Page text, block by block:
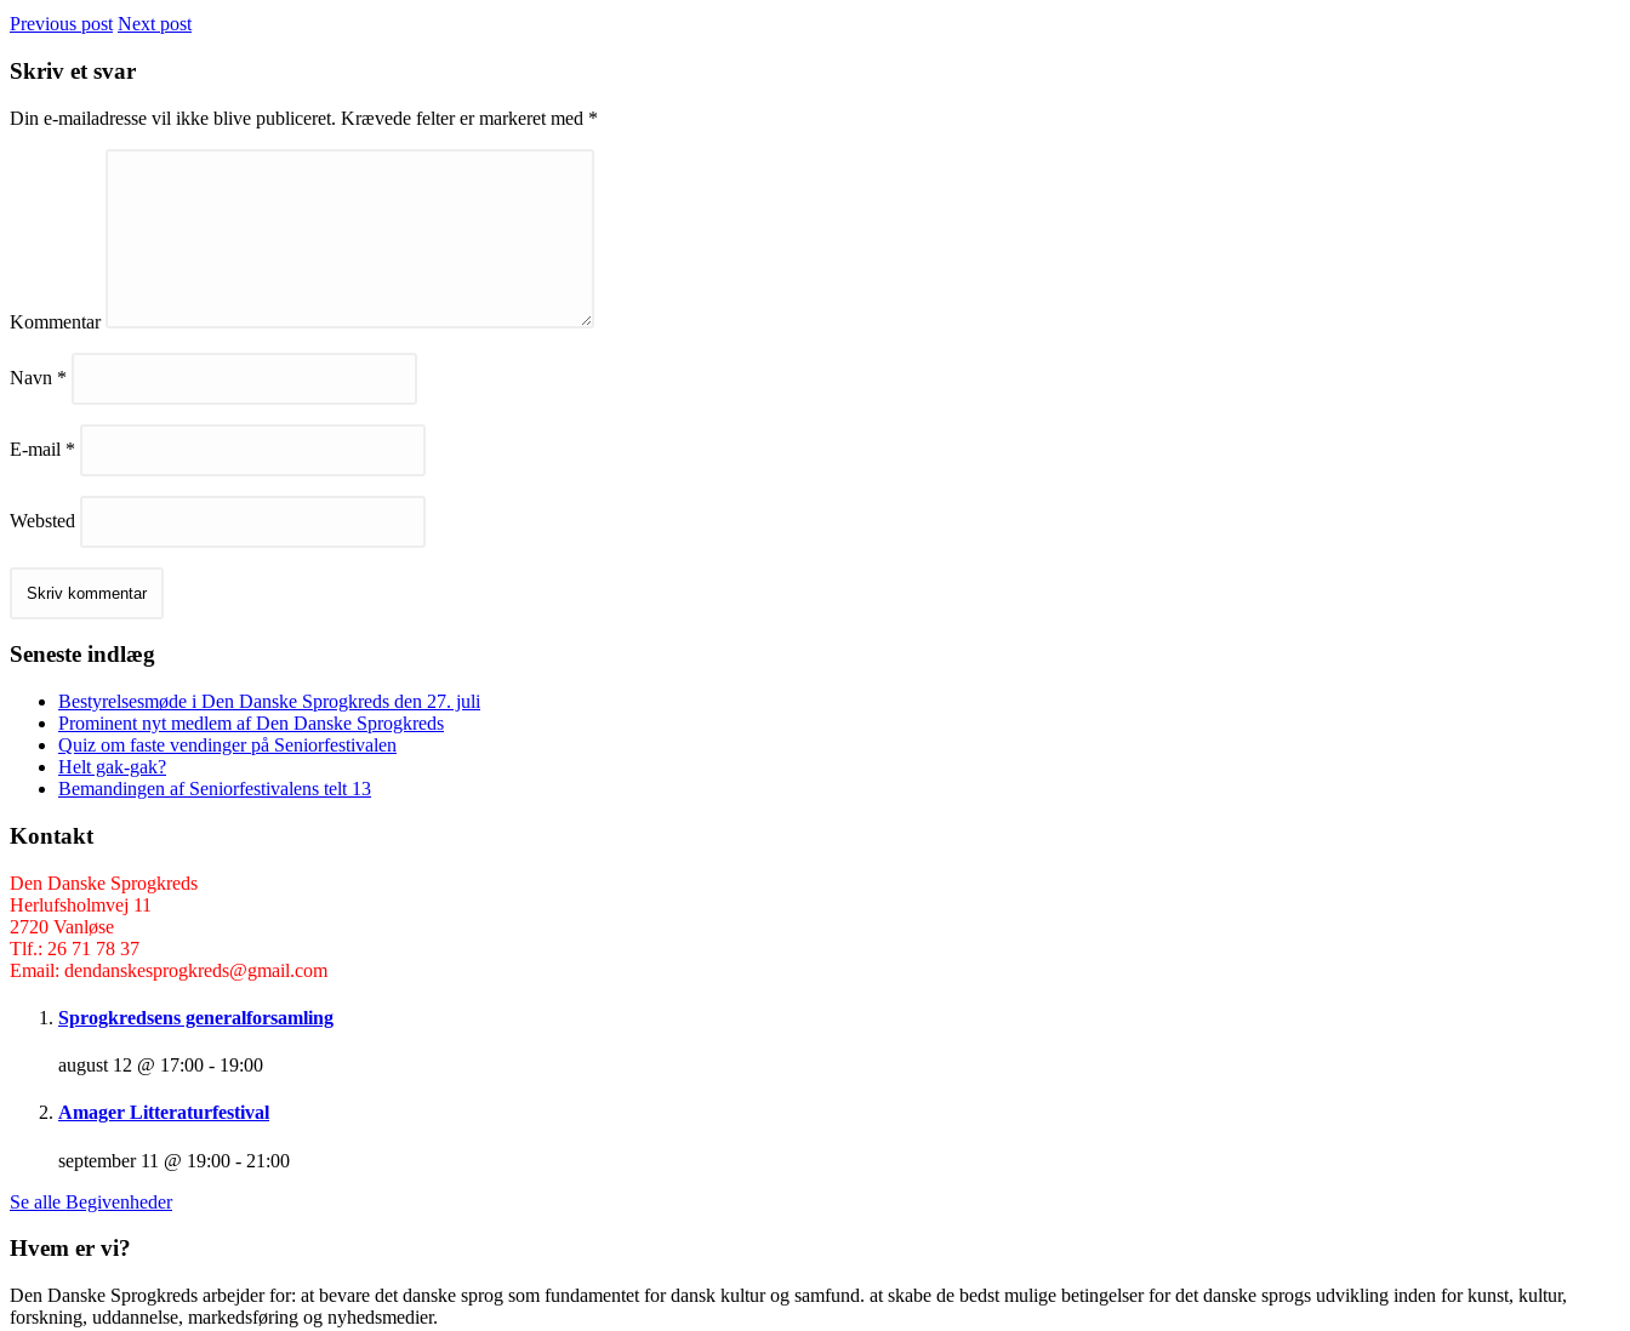
Previous post Next post
Skriv et svar
Din e-mailadresse vil ikke blive publiceret. Krævede felter er markeret med *
Kommentar
Navn *
E-mail *
Websted
Seneste indlæg
Bestyrelsesmøde i Den Danske Sprogkreds den 27. juli
Prominent nyt medlem af Den Danske Sprogkreds
Quiz om faste vendinger på Seniorfestivalen
Helt gak-gak?
Bemandingen af Seniorfestivalens telt 13
Kontakt
Den Danske Sprogkreds
Herlufsholmvej 11
2720 Vanløse
Tlf.: 26 71 78 37
Email: dendanskesprogkreds@gmail.com
Sprogkredsens generalforsamling
august 12 @ 17:00 - 19:00
Amager Litteraturfestival
september 11 @ 19:00 - 21:00
Se alle Begivenheder
Hvem er vi?
Den Danske Sprogkreds arbejder for: at bevare det danske sprog som fundamentet for dansk kultur og samfund. at skabe de bedst mulige betingelser for det danske sprogs udvikling inden for kunst, kultur,
forskning, uddannelse, markedsføring og nyhedsmedier.